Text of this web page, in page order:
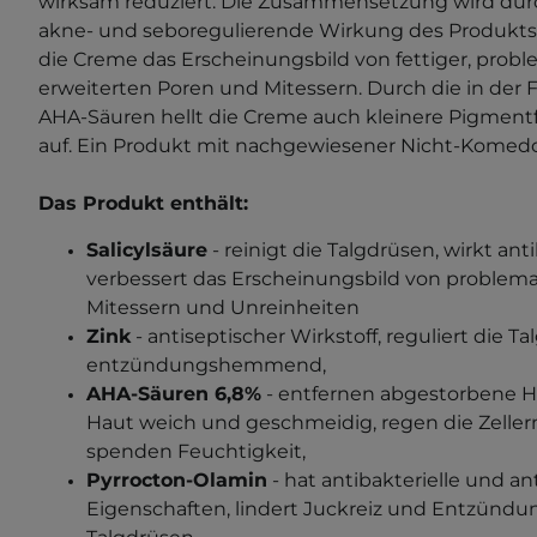
akne- und seboregulierende Wirkung des
die Creme das Erscheinungsbild von fettiger,
erweiterten Poren und Mitessern. Durch die in der
AHA-Säuren hellt die Creme auch kleinere
auf. Ein Produkt mit nachgewiesener Nicht-
Das Produkt enthält:
Salicylsäure - reinigt die Talgdrüsen, wirkt
verbessert das Erscheinungsbild von
Mitessern und Unreinheiten
Zink - antiseptischer Wirkstoff, reguliert die
entzündungshemmend,
AHA-Säuren 6,8% - entfernen abgestorbene
Haut weich und geschmeidig, regen die
spenden Feuchtigkeit,
Pyrrocton-Olamin - hat antibakterielle und
Eigenschaften, lindert Juckreiz und